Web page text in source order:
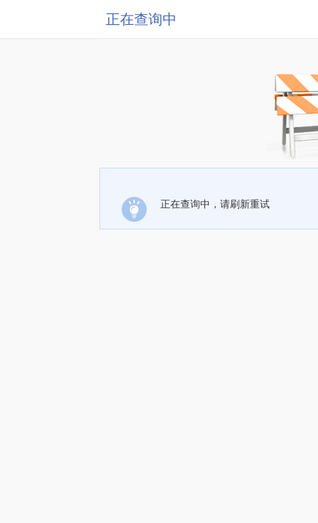
正在查询中
正在查询中，请刷新重试